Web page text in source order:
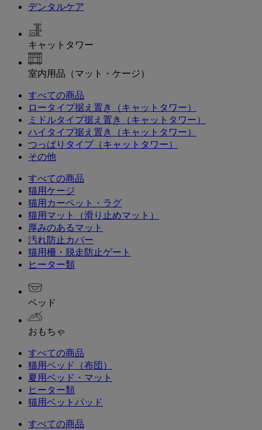
デンタルケア
キャットタワー
室内用品（マット・ケージ）
すべての商品
ロータイプ据え置き（キャットタワー）
ミドルタイプ据え置き（キャットタワー）
ハイタイプ据え置き（キャットタワー）
つっぱりタイプ（キャットタワー）
その他
すべての商品
猫用ケージ
猫用カーペット・ラグ
猫用マット（滑り止めマット）
厚みのあるマット
汚れ防止カバー
猫用柵・脱走防止ゲート
ヒーター類
ベッド
おもちゃ
すべての商品
猫用ベッド（布団）
夏用ベッド・マット
ヒーター類
猫用ベットパッド
すべての商品